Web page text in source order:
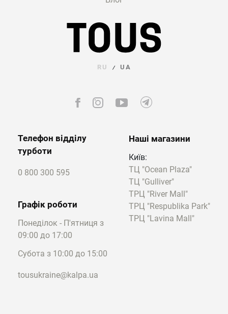
RU / UA
Телефон відділу
турботи
0 800 300 595
Графік роботи
Понеділок - П'ятниця з
09:00 до 17:00
Субота з 10:00 до 15:00
tousukraine@kalpa.ua
Наші магазини
Київ:
ТЦ "Ocean Plaza"
ТЦ "Gulliver"
ТРЦ "River Mall"
ТРЦ "Respublika Park"
ТРЦ "Lavina Mall"